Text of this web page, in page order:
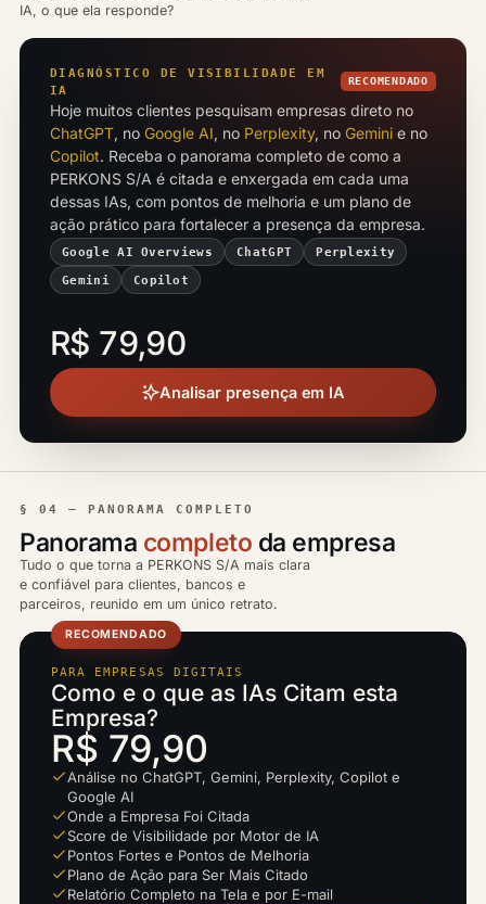
IA, o que ela responde?
DIAGNÓSTICO DE VISIBILIDADE EM
IA
RECOMENDADO
Hoje muitos clientes pesquisam empresas direto no
ChatGPT, no Google AI, no Perplexity, no Gemini e no
Copilot. Receba o panorama completo de como a
PERKONS S/A é citada e enxergada em cada uma
dessas IAs, com pontos de melhoria e um plano de
ação prático para fortalecer a presença da empresa.
Google AI Overviews ChatGPT Perplexity
Gemini Copilot
R$ 79,90
Analisar presença em IA
§ 04 — PANORAMA COMPLETO
Panorama completo da empresa
Tudo o que torna a PERKONS S/A mais clara
e confiável para clientes, bancos e
parceiros, reunido em um único retrato.
RECOMENDADO
PARA EMPRESAS DIGITAIS
Como e o que as IAs Citam esta
Empresa?
R$ 79,90
Análise no ChatGPT, Gemini, Perplexity, Copilot e
Google AI
Onde a Empresa Foi Citada
Score de Visibilidade por Motor de IA
Pontos Fortes e Pontos de Melhoria
Plano de Ação para Ser Mais Citado
Relatório Completo na Tela e por E-mail